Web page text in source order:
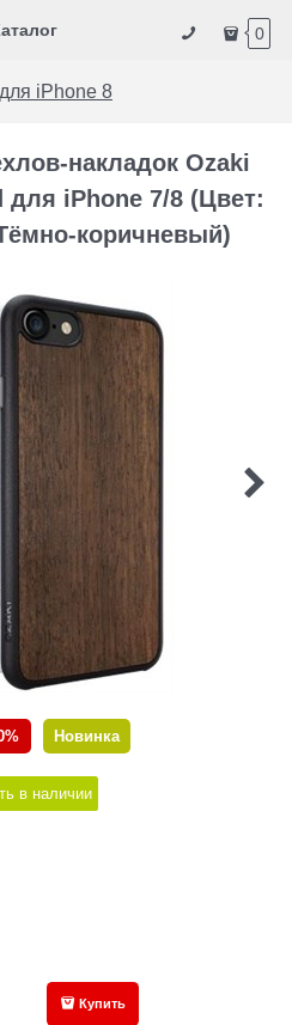
0
iPhone 8
накладок Ozaki
для iPhone 7/8 (Цвет:
коричневый)
Новинка
в наличии
Купить